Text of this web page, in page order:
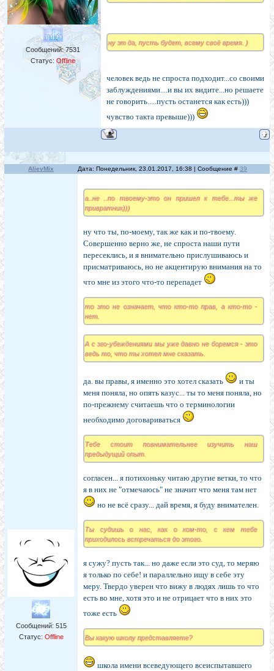
Сообщений:7531
Статус: Offline
ну эт да, пусть будет, всему своё время. )
человек ведь не спроста подходит...со своими
заблуждениями....и вы их видите...но решаете
не говорить.....пусть останется как есть)))
чувство такта превыше)))
AlievMix Дата: Понедельник, 23.01.2017, 16:38 | Сообщение # 39
Сообщений: 515
Статус: Offline
а..не ..по твоему-это он пришел к тебе...ты же
привратник)))
ну что ты, по-моему, так же как и по-твоему.
Совершенно верно же, не спроста наши пути
пересеклись, и я внимательно прислушиваюсь и
присматриваюсь, но не акцентирую внимания на то
что мне из этого что-то перепадет
то это не означает, что кто-то прав, а кто-то -
нет.
А с эго-убеждениями мы уже давно не боремся - это
ведь то, что ты хотел мне сказать.
да. вы правы, я именно это хотел сказать
и ты
меня поняла, но опять казус... ты то меня поняла, но
по-прежнему считаешь что о терминологии
необходимо договариваться
Тебе стоит повнимательнее изучить наш
предыдущий опыт.
согласен... я потихоньку читаю другие ветки, то что
я в них не "отмечаюсь" не значит что меня там нет
но не всё сразу... дай время, я буду внимателен.
Ты судишь о нас, как о ком-то, с кем тебе
приходилось встречаться до этого.
я сужу? пусть так... но даже если это суд, то меряю
я только по себе! и параллельно ищу в себе эту
меру. Твердо уверен что вижу в людях лишь то что
есть во мне, хотя это и не отрицает что в них это
тоже есть
Вы какую школу представляете?
школа имени всеведующего всеиспытавшего